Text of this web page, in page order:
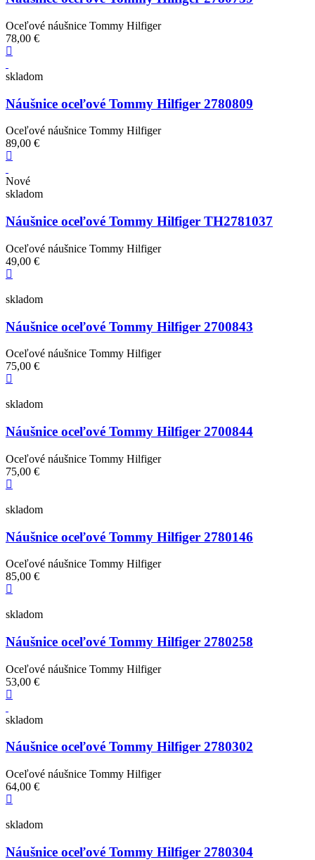
Oceľové náušnice Tommy Hilfiger
78,00 €
skladom
Náušnice oceľové Tommy Hilfiger 2780809
Oceľové náušnice Tommy Hilfiger
89,00 €
Nové
skladom
Náušnice oceľové Tommy Hilfiger TH2781037
Oceľové náušnice Tommy Hilfiger
49,00 €
skladom
Náušnice oceľové Tommy Hilfiger 2700843
Oceľové náušnice Tommy Hilfiger
75,00 €
skladom
Náušnice oceľové Tommy Hilfiger 2700844
Oceľové náušnice Tommy Hilfiger
75,00 €
skladom
Náušnice oceľové Tommy Hilfiger 2780146
Oceľové náušnice Tommy Hilfiger
85,00 €
skladom
Náušnice oceľové Tommy Hilfiger 2780258
Oceľové náušnice Tommy Hilfiger
53,00 €
skladom
Náušnice oceľové Tommy Hilfiger 2780302
Oceľové náušnice Tommy Hilfiger
64,00 €
skladom
Náušnice oceľové Tommy Hilfiger 2780304